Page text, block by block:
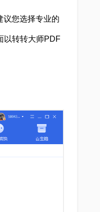
议您选择专业的
以转转大师PDF